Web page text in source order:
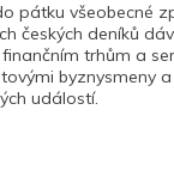
pátku všeobecné
českých deníků
trhům a
byznysmeny
událostí.